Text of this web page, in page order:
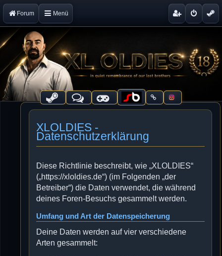
Forum Menü
XLOLDIES -
Datenschutzerklärung
Diese Richtlinie beschreibt, wie „XLOLDIES“
(„https://xloldies.de“) (im Folgenden „der
Betreiber“) die Daten verwendet, die während
deines Foren-Besuchs gesammelt werden.
Umfang und Art der Datenspeicherung
Deine Daten werden auf vier verschiedene
Arten gesammelt: